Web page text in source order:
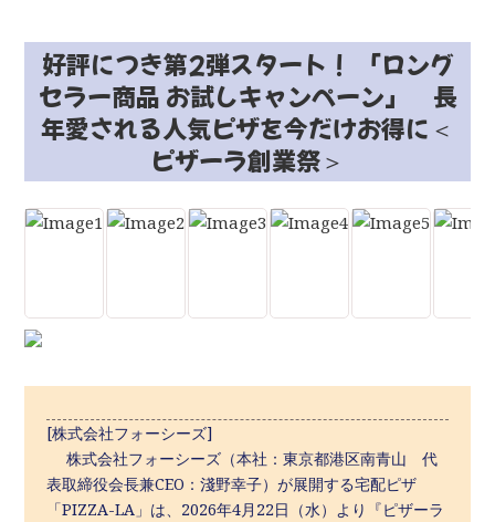
好評につき第2弾スタート！ 「ロング
セラー商品 お試しキャンペーン」 長
年愛される人気ピザを今だけお得に＜
ピザーラ創業祭＞
[株式会社フォーシーズ]
株式会社フォーシーズ（本社：東京都港区南青山 代
表取締役会長兼CEO：淺野幸子）が展開する宅配ピザ
「PIZZA-LA」は、2026年4月22日（水）より『ピザーラ